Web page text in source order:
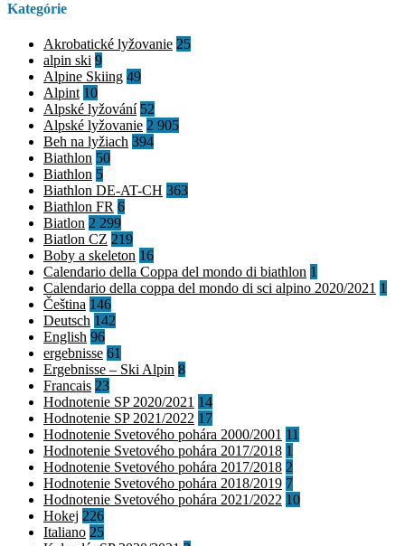
Kategórie
Akrobatické lyžovanie 25
alpin ski 9
Alpine Skiing 49
Alpint 10
Alpské lyžování 52
Alpské lyžovanie 2 905
Beh na lyžiach 394
Biathlon 50
Biathlon 5
Biathlon DE-AT-CH 363
Biathlon FR 6
Biatlon 2 299
Biatlon CZ 219
Boby a skeleton 16
Calendario della Coppa del mondo di biathlon 1
Calendario della coppa del mondo di sci alpino 2020/2021 1
Čeština 146
Deutsch 142
English 96
ergebnisse 61
Ergebnisse – Ski Alpin 8
Francais 23
Hodnotenie SP 2020/2021 14
Hodnotenie SP 2021/2022 17
Hodnotenie Svetového pohára 2000/2001 11
Hodnotenie Svetového pohára 2017/2018 1
Hodnotenie Svetového pohára 2017/2018 2
Hodnotenie Svetového pohára 2018/2019 7
Hodnotenie Svetového pohára 2021/2022 10
Hokej 226
Italiano 25